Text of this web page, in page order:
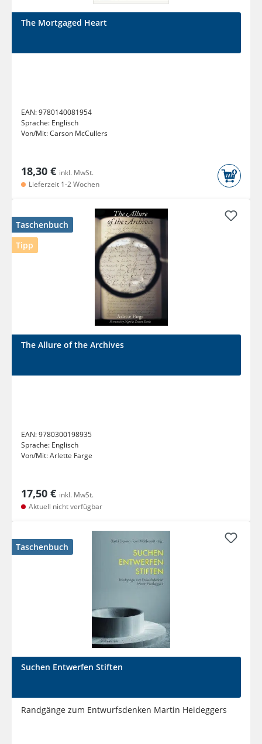
The Mortgaged Heart
EAN:9780140081954
Sprache: Englisch
Von/Mit:Carson McCullers
18,30 € inkl. MwSt.
Lieferzeit 1-2 Wochen
Taschenbuch
Tipp
The Allure of the Archives
EAN:9780300198935
Sprache: Englisch
Von/Mit:Arlette Farge
17,50 € inkl. MwSt.
Aktuell nicht verfügbar
Taschenbuch
Suchen Entwerfen Stiften
Randgänge zum Entwurfsdenken Martin Heideggers